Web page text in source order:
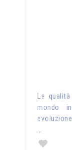
Le
mondo
…